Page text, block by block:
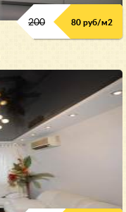
200 80 руб/м2